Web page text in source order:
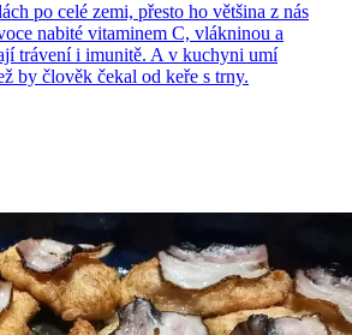
po celé zemi, přesto ho většina z nás
nabité vitaminem C, vlákninou a
trávení i imunitě. A v kuchyni umí
by člověk čekal od keře s trny.